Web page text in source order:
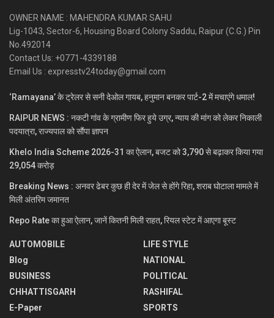
OWNER NAME : MAHENDRA KUMAR SAHU
Lig-1043, Sector-6, Housing Board Colony Saddu, Raipur (C.G.) Pin
No.492014
Contact Us: +0771-4339188
Email Us : expresstv24today@gmail.com
‘Ramayana’ के ट्रेलर से सनी देओल गायब, हनुमान बनकर पार्ट-2 में मचाएंगे धमाल!
RAIPUR NEWS : नकटी गांव के ग्रामीण फिर हुये उग्र, न्याय की मांग को लेकर निकाली
पदयात्रा, राज्यपाल को सौंपा ज्ञापन
Khelo India Scheme 2026-31 का ऐलान, बजट को 3,790 से बढ़ाकर किया गया
29,054 करोड़
Breaking News : अनवर ढेबर कुछ ही देर में जेल से होंगे रिहा, शराब घोटाला मामले में
मिली अंतरिम जमानत
Repo Rate का हुआ ऐलान, जानें कितनी मिली राहत, रियल स्टेट में आएगा बूस्ट
AUTOMOBILE
Blog
BUSINESS
CHHATTISGARH
E-Paper
LIFE STYLE
NATIONAL
POLITICAL
RASHIFAL
SPORTS